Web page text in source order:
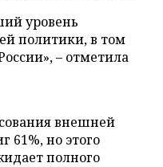
уровень
политики, в том
– отметила
внешней
61%, но этого
полного